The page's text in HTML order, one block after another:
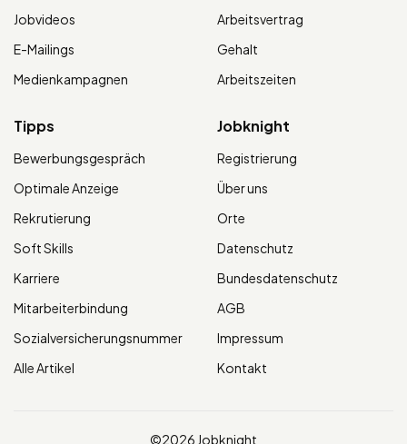
Jobvideos
E-Mailings
Medienkampagnen
Arbeitsvertrag
Gehalt
Arbeitszeiten
Tipps
Bewerbungsgespräch
Optimale Anzeige
Rekrutierung
Soft Skills
Karriere
Mitarbeiterbindung
Sozialversicherungsnummer
Alle Artikel
Jobknight
Registrierung
Über uns
Orte
Datenschutz
Bundesdatenschutz
AGB
Impressum
Kontakt
©2026 Jobknight